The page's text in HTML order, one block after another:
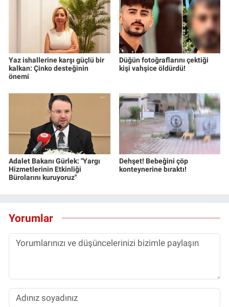
Yaz ishallerine karşı güçlü bir
kalkan: Çinko desteğinin
önemi
Düğün fotoğraflarını çektiği
kişi vahşice öldürdü!
Adalet Bakanı Gürlek: "Yargı
Hizmetlerinin Etkinliği
Bürolarını kuruyoruz"
Dehşet! Bebeğini çöp
konteynerine bıraktı!
Yorumlar